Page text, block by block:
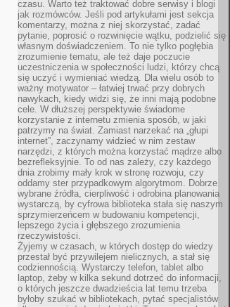
czasu. Warto też traktować dobre serwisy i blogi
jak rozmówców. Jeśli pod artykułami jest sekcja
komentarzy, można z niej skorzystać, zadać
pytanie, poprosić o rozwinięcie wątku, podzielić się
własnym doświadczeniem. To nie tylko pogłębia
zrozumienie tematu, ale też daje poczucie
uczestniczenia w społeczności ludzi, którzy chcą
się uczyć i wymieniać wiedzą. Dla wielu osób to
ważny motywator – łatwiej trwać przy dobrych
nawykach, kiedy widzi się, że inni mają podobne
cele. W dłuższej perspektywie świadome
korzystanie z internetu zmienia sposób, w jaki
patrzymy na świat. Zamiast narzekać na „głupi
internet”, zaczynamy widzieć w nim zestaw
narzędzi, z których można korzystać mądrze albo
bezrefleksyjnie. To od nas zależy, czy każdego
dnia zrobimy mały krok w stronę rozwoju, czy
oddamy ster przypadkowym algorytmom. Dobrze
wybrane źródła, cierpliwość i odrobina planowania
wystarczą, by cyfrowa biblioteka stała się naszym
sprzymierzeńcem w budowaniu kompetencji,
lepszego życia i głębszego zrozumienia
rzeczywistości.
Żyjemy w czasach, w których dostęp do wiedzy
przestał być przywilejem nielicznych, a stał się
codziennością. Wystarczy telefon, tablet albo
laptop, żeby w kilka sekund dotrzeć do informacji,
o których jeszcze dwadzieścia lat temu trzeba
byłoby szukać w bibliotekach, pytać specjalistów